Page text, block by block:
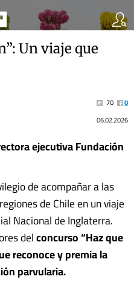
Un viaje que
70
0
06.02.2026
ejecutiva Fundación
de acompañar a las
de Chile en un viaje
Nacional de Inglaterra.
delconcurso “Haz que
reconoce y premia la
parvularia.